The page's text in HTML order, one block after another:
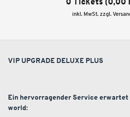
0 Tickets (0,00
inkl. MwSt. zzgl.
VIP UPGRADE DELUXE PLUS
Ein hervorragender Service
world: